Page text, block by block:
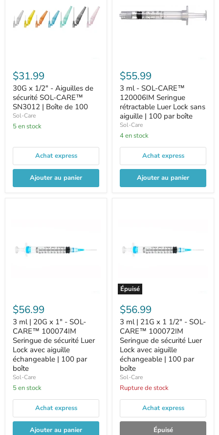
$31.99
30G x 1/2" - Aiguilles de
sécurité SOL-CARE™
SN3012 | Boîte de 100
Sol-Care
5 en stock
Achat express
Ajouter au panier
$55.99
3 ml - SOL-CARE™
120006IM Seringue
rétractable Luer Lock sans
aiguille | 100 par boîte
Sol-Care
4 en stock
Achat express
Ajouter au panier
$56.99
3 ml | 20G x 1" - SOL-
CARE™ 100074IM
Seringue de sécurité Luer
Lock avec aiguille
échangeable | 100 par
boîte
Sol-Care
5 en stock
Achat express
Ajouter au panier
Épuisé
$56.99
3 ml | 21G x 1 1/2" - SOL-
CARE™ 100072IM
Seringue de sécurité Luer
Lock avec aiguille
échangeable | 100 par
boîte
Sol-Care
Rupture de stock
Achat express
Épuisé